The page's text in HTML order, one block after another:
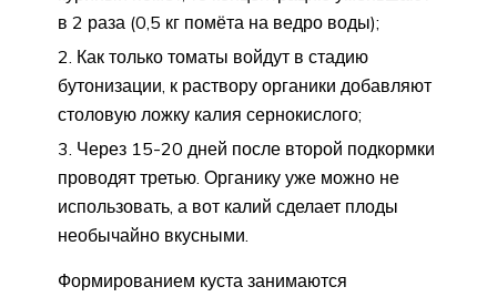
в 2 раза (0,5 кг помёта на ведро воды);
Как только томаты войдут в стадию
бутонизации, к раствору органики добавляют
столовую ложку калия сернокислого;
Через 15-20 дней после второй подкормки
проводят третью. Органику уже можно не
использовать, а вот калий сделает плоды
необычайно вкусными.
Формированием куста занимаются